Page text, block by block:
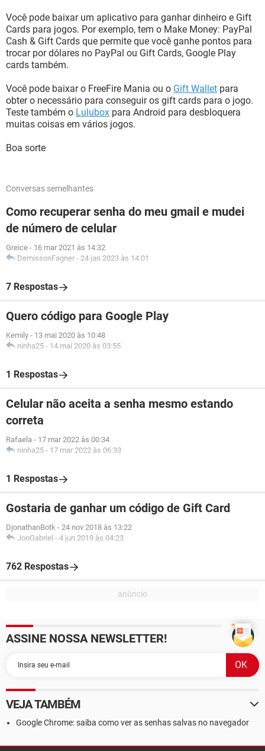
Você pode baixar um aplicativo para ganhar dinheiro e Gift
Cards para jogos. Por exemplo, tem o Make Money: PayPal
Cash & Gift Cards que permite que você ganhe pontos para
trocar por dólares no PayPal ou Gift Cards, Google Play
cards também.
Você pode baixar o FreeFire Mania ou o Gift Wallet para
obter o necessário para conseguir os gift cards para o jogo.
Teste também o Lulubox para Android para desbloquera
muitas coisas em vários jogos.
Boa sorte
Conversas semelhantes
Como recuperar senha do meu gmail e mudei
de número de celular
Greice - 16 mar 2021 às 14:32
DemissonFagner - 24 jan 2023 às 14:01
7 Respostas
Quero código para Google Play
Kemily - 13 mai 2020 às 10:48
ninha25 - 14 mai 2020 às 03:55
1 Respostas
Celular não aceita a senha mesmo estando
correta
Rafaela - 17 mar 2022 às 00:34
ninha25 - 17 mar 2022 às 06:33
1 Respostas
Gostaria de ganhar um código de Gift Card
DjonathanBotk - 24 nov 2018 às 13:22
JooGabriel - 4 jun 2019 às 04:23
762 Respostas
ASSINE NOSSA NEWSLETTER!
VEJA TAMBÉM
Google Chrome: saiba como ver as senhas salvas no navegador